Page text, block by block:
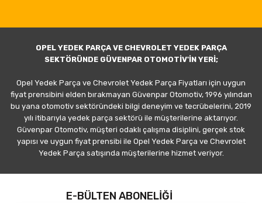
OPEL YEDEK PARÇA VE CHEVROLET YEDEK PARÇA
SEKTÖRÜNDE GÜVENPAR OTOMOTİV'İN YERİ;
Opel Yedek Parça ve Chevrolet Yedek Parça Fiyatları için uygun
fiyat prensibini elden bırakmayan Güvenpar Otomotiv, 1996 yılından
bu yana otomotiv sektöründeki bilgi deneyim ve tecrübelerini, 2019
yılı itibarıyla yedek parça sektörü ile müşterilerine aktarıyor.
Güvenpar Otomotiv, müşteri odaklı çalışma disiplini, gerçek stok
yapısı ve uygun fiyat prensibi ile Opel Yedek Parça ve Chevrolet
Yedek Parça satışında müşterilerine hizmet veriyor.
E-BÜLTEN ABONELİĞİ